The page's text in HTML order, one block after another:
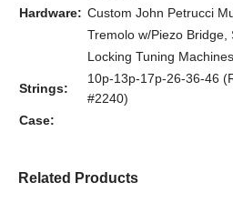
Hardware: Custom John Petrucci
Tremolo w/Piezo Bridge,
Locking Tuning
Strings:
10p-13p-17p-26-36-46
#2240)
Case:
Related Products